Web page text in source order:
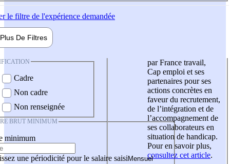
le filtre de l'expérience demandée
Plus De Filtres
Cadre
Non cadre
Non renseignée
BRUT MINIMUM
minimum
une périodicité pour le salaire saisi
par France travail,
Cap emploi et ses
partenaires pour ses
actions concrètes en
faveur du recrutement,
de l’intégration et de
l’accompagnement de
ses collaborateurs en
situation de handicap.
Pour en savoir plus,
consultez cet article.